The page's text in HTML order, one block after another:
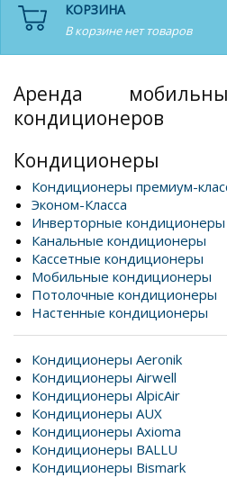
КОРЗИНА
В корзине нет товаров
Аренда
кондиционеров
Кондиционеры
Кондиционеры премиум-
Эконом-Класса
Инверторные кондиционеры
Канальные кондиционеры
Кассетные кондиционеры
Мобильные кондиционеры
Потолочные кондиционеры
Настенные кондиционеры
Кондиционеры Aeronik
Кондиционеры Airwell
Кондиционеры AlpicAir
Кондиционеры AUX
Кондиционеры Axioma
Кондиционеры BALLU
Кондиционеры Bismark